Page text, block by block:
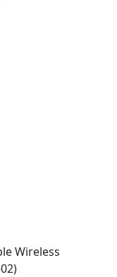
Wireless